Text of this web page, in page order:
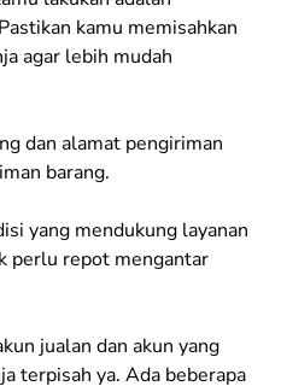
kamu memisahkan
agar lebih mudah
dan alamat pengiriman
barang.
yang mendukung layanan
perlu repot mengantar
jualan dan akun yang
terpisah ya. Ada beberapa